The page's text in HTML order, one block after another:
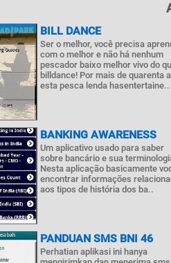
BILL DANCE
Ser o melhor, você precisa
com o melhor e não há nenhum
pescador baixo melhor vivo do
billdance! Por mais de quarenta
esta pesca lenda hasentertaine..
BANKING AWARENESS
Um aplicativo usado para saber
sobre bancário e sua
Nesta aplicação basicamente
encontrar informações
aos tipos de história dos ba..
PANDUAN SMS BNI 46
Perhatian aplikasi ini hanya